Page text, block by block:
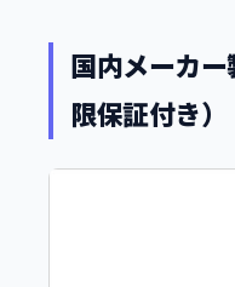
国内メーカ
限保証付き